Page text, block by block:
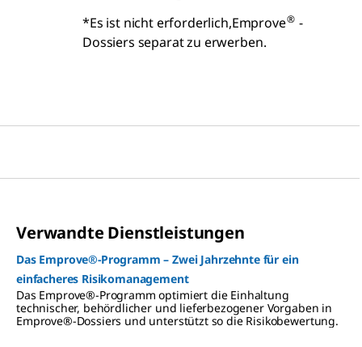
*Es ist nicht erforderlich,Emprove® -
Dossiers separat zu erwerben.
Verwandte Dienstleistungen
Das Emprove®-Programm – Zwei Jahrzehnte für ein
einfacheres Risikomanagement
Das Emprove®-Programm optimiert die Einhaltung
technischer, behördlicher und lieferbezogener Vorgaben in
Emprove®-Dossiers und unterstützt so die Risikobewertung.